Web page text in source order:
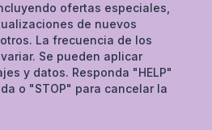
ofertas especiales,
de nuevos
La frecuencia de los
Se pueden aplicar
y datos. Responda "HELP"
o "STOP" para cancelar la